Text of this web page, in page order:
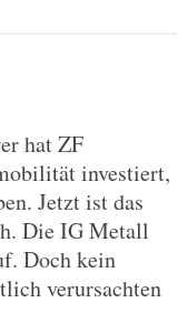
hat ZF
investiert,
Jetzt ist das
Die IG Metall
Doch kein
verursachten